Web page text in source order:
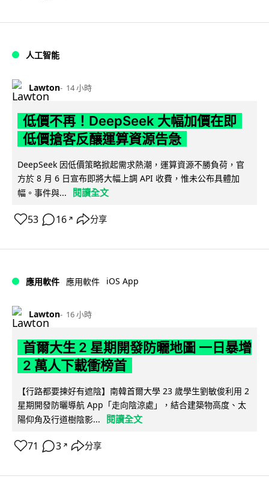
人工智能
Lawton 14 小時
低價不再！DeepSeek 大幅加價在即
低價搶客反釀運算資源告急
DeepSeek 因低價策略掀起需求熱潮，運算資源不勝負荷，官
方於 8 月 6 日宣布即將大幅上調 API 收費，惟未公布具體加
幅。事件與...
閱讀全文
53 16 ↗ 分享
應用軟件 應用軟件 iOS App
Lawton 16 小時
首爾大生 2 星期開發防曬地圖 一日暴增
2 萬人下載衝榜首
【行路都要揀好有遮陰】南韓首爾大學 23 歲學生劉敏俊利用 2
星期開發防曬導航 App「走向陰涼處」，結合建築物高度、太
陽仰角及行道樹陰影...
閱讀全文
71 3 ↗ 分享